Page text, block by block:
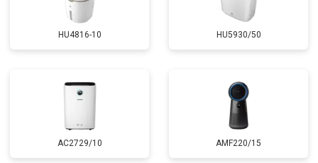
HU4816-10 HU5930/50
AC2729/10 AMF220/15